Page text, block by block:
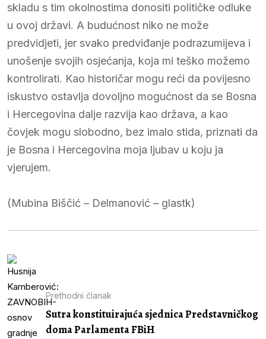
skladu s tim okolnostima donositi političke odluke
u ovoj državi. A budućnost niko ne može
predvidjeti, jer svako predviđanje podrazumijeva i
unošenje svojih osjećanja, koja mi teško možemo
kontrolirati. Kao historičar mogu reći da povijesno
iskustvo ostavlja dovoljno mogućnost da se Bosna
i Hercegovina dalje razvija kao država, a kao
čovjek mogu slobodno, bez imalo stida, priznati da
je Bosna i Hercegovina moja ljubav u koju ja
vjerujem.
(Mubina Biščić – Delmanović – glastk)
Prethodni članak
Sutra konstituirajuća sjednica Predstavničkog
doma Parlamenta FBiH